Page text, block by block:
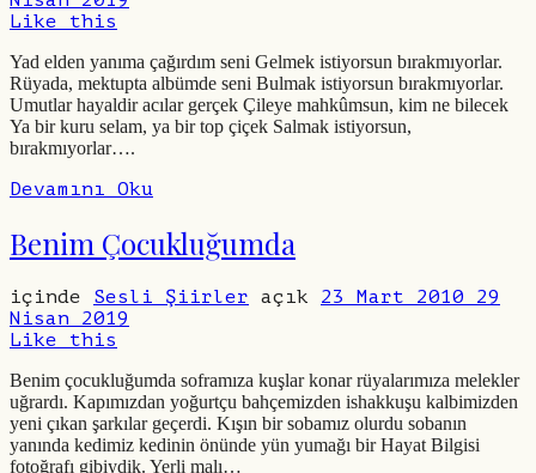
Like this
Yad elden yanıma çağırdım seni Gelmek istiyorsun bırakmıyorlar.
Rüyada, mektupta albümde seni Bulmak istiyorsun bırakmıyorlar.
Umutlar hayaldir acılar gerçek Çileye mahkûmsun, kim ne bilecek
Ya bir kuru selam, ya bir top çiçek Salmak istiyorsun,
bırakmıyorlar….
Devamını Oku
Benim Çocukluğumda
içinde Sesli Şiirler açık 23 Mart 2010 29
Nisan 2019
Like this
Benim çocukluğumda soframıza kuşlar konar rüyalarımıza melekler
uğrardı. Kapımızdan yoğurtçu bahçemizden ishakkuşu kalbimizden
yeni çıkan şarkılar geçerdi. Kışın bir sobamız olurdu sobanın
yanında kedimiz kedinin önünde yün yumağı bir Hayat Bilgisi
fotoğrafı gibiydik. Yerli malı…